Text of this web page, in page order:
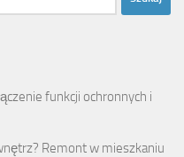
funkcji ochronnych i
Remont w mieszkaniu